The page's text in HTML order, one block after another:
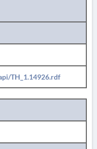
TH_1.14926.rdf